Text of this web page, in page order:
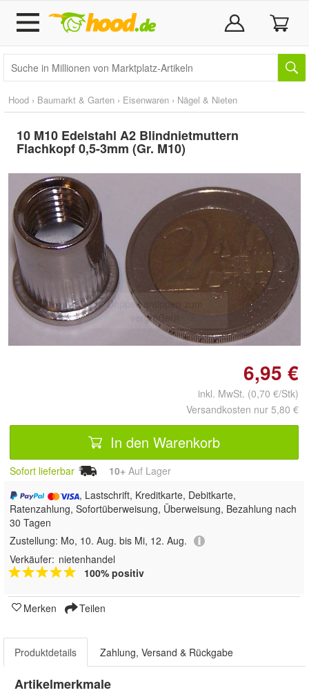
Hood › Baumarkt & Garten › Eisenwaren › Nägel & Nieten
10 M10 Edelstahl A2 Blindnietmuttern
Flachkopf 0,5-3mm (Gr. M10)
Doppelt antippen zum
vergrößern
6,95 €
inkl. MwSt. (0,70 €/Stk)
Versandkosten nur 5,80 €
In den Warenkorb
Sofort lieferbar 10+ Auf Lager
, Lastschrift, Kreditkarte, Debitkarte,
Ratenzahlung, Sofortüberweisung, Überweisung, Bezahlung nach
30 Tagen
Zustellung: Mo, 10. Aug. bis Mi, 12. Aug.
Verkäufer: nietenhandel
100% positiv
Merken Teilen
Produktdetails Zahlung, Versand & Rückgabe
Artikelmerkmale